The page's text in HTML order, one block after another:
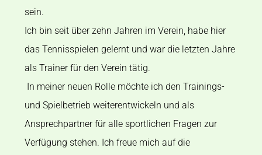
sein.
Ich bin seit über zehn Jahren im Verein, habe hier
das Tennisspielen gelernt und war die letzten Jahre
als Trainer für den Verein tätig.
In meiner neuen Rolle möchte ich den Trainings-
undSpielbetrieb weiterentwickeln und als
Ansprechpartnerfür alle sportlichen Fragen zur
Verfügung stehen. Ich freue mich auf die